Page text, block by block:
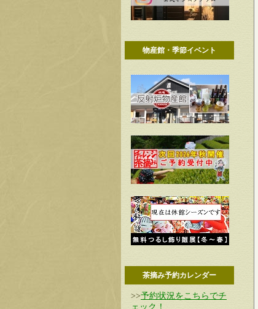
物産館・季節イベント
茶摘み予約カレンダー
>>予約状況をこちらでチ
ェック！